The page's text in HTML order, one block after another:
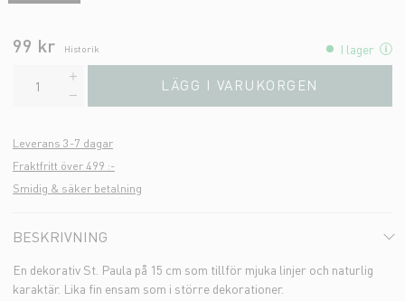
99 kr Historik I lager
LÄGG I VARUKORGEN
Leverans 3-7 dagar
Fraktfritt över 499 :-
Smidig & säker betalning
BESKRIVNING
En dekorativ St. Paula på 15 cm som tillför mjuka linjer och naturlig
karaktär. Lika fin ensam som i större dekorationer.